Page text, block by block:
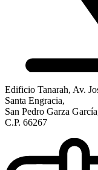
Edificio Tanarah, Av.
Santa Engracia,
San Pedro Garza
C.P. 66267